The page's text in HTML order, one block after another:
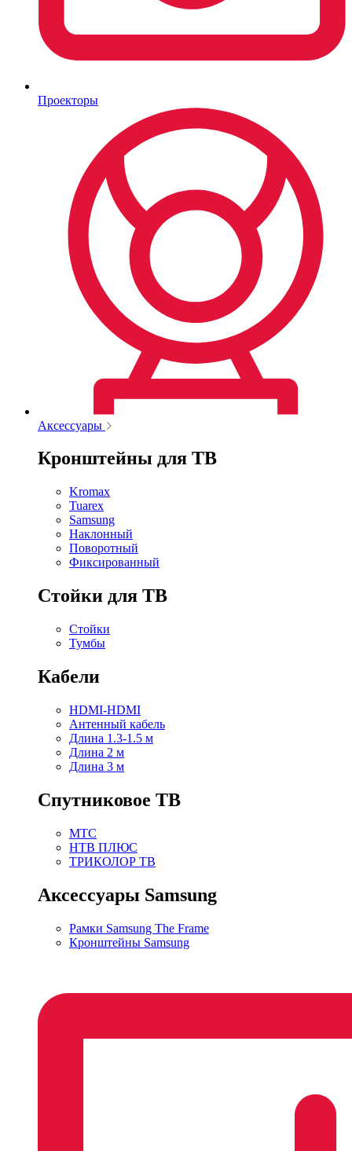
Проекторы
Аксессуары
Кронштейны для ТВ
Kromax
Tuarex
Samsung
Наклонный
Поворотный
Фиксированный
Стойки для ТВ
Стойки
Тумбы
Кабели
HDMI-HDMI
Антенный кабель
Длина 1.3-1.5 м
Длина 2 м
Длина 3 м
Спутниковое ТВ
МТС
НТВ ПЛЮС
ТРИКОЛОР ТВ
Аксессуары Samsung
Рамки Samsung The Frame
Кронштейны Samsung